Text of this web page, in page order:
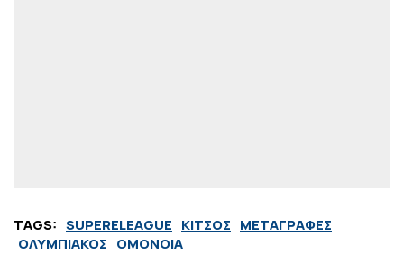
TAGS: SUPERELEAGUE ΚΙΤΣΟΣ ΜΕΤΑΓΡΑΦΕΣ
ΟΛΥΜΠΙΑΚΟΣ ΟΜΟΝΟΙΑ